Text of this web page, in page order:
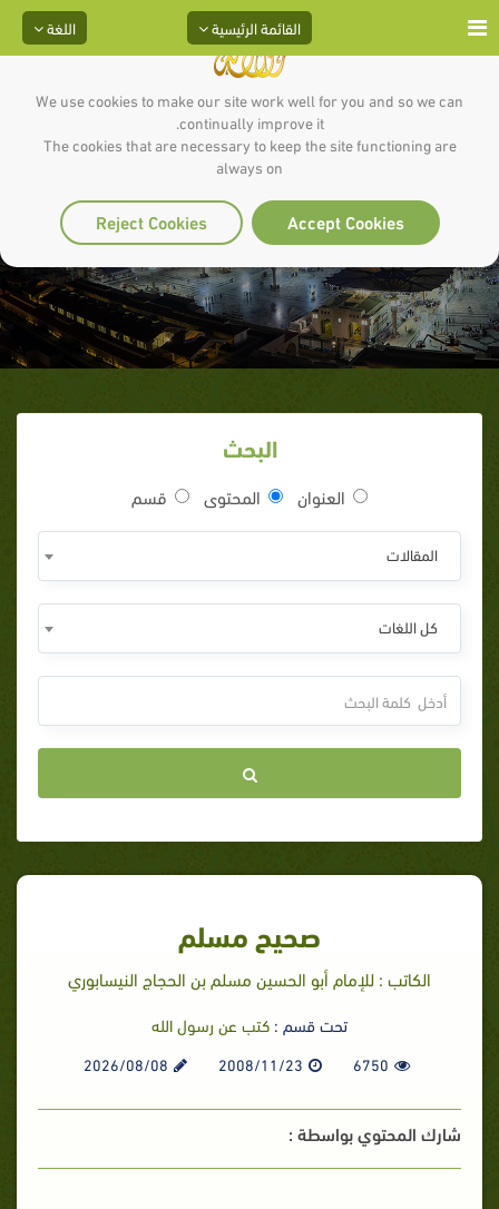
We use cookies to make our site work well for you and so we can
continually improve it.
The cookies that are necessary to keep the site functioning are
always on
Accept Cookies
Reject Cookies
اللغة القائمة الرئيسية
صحيح مسلم
البحث
العنوان المحتوى قسم
المقالات
كل اللغات
صحيح مسلم
الكاتب : للإمام أبو الحسين مسلم بن الحجاج النيسابوري
تحت قسم : كتب عن رسول الله
6750
2008/11/23
2026/08/08
شارك المحتوي بواسطة :